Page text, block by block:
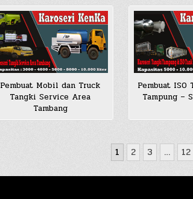
Pembuat Mobil dan Truck
Tangki Service Area
Tambang
Pembuat ISO
Tampung –
1 2 3 … 12